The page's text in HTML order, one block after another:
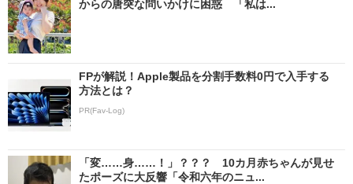
からの唐突な問いかけに困惑 「私は...
FPが解説！Apple製品を分割手数料0円で入手する
方法とは？
PR(Fav-Log)
「変……身……！」？？？ 10カ月赤ちゃんが見せ
たポーズに大反響「令和六年のニュ...